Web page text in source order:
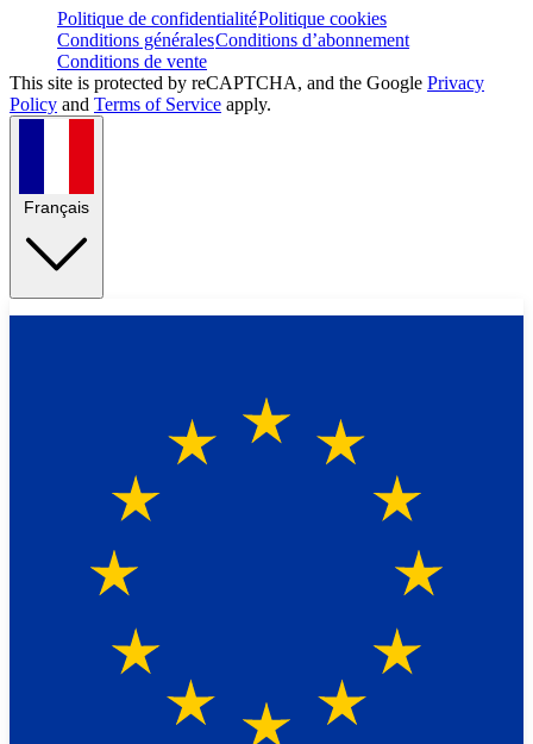
Politique de confidentialitéPolitique cookies
Conditions généralesConditions d’abonnement
Conditions de vente
This site is protected by reCAPTCHA, and the Google Privacy
Policy and Terms of Service apply.
Français